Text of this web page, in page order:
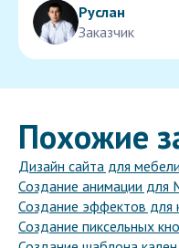
Руслан
Заказчик
Похожие
Дизайн сайта для
Создание анимации для
Создание эффектов для
Создание пиксельных